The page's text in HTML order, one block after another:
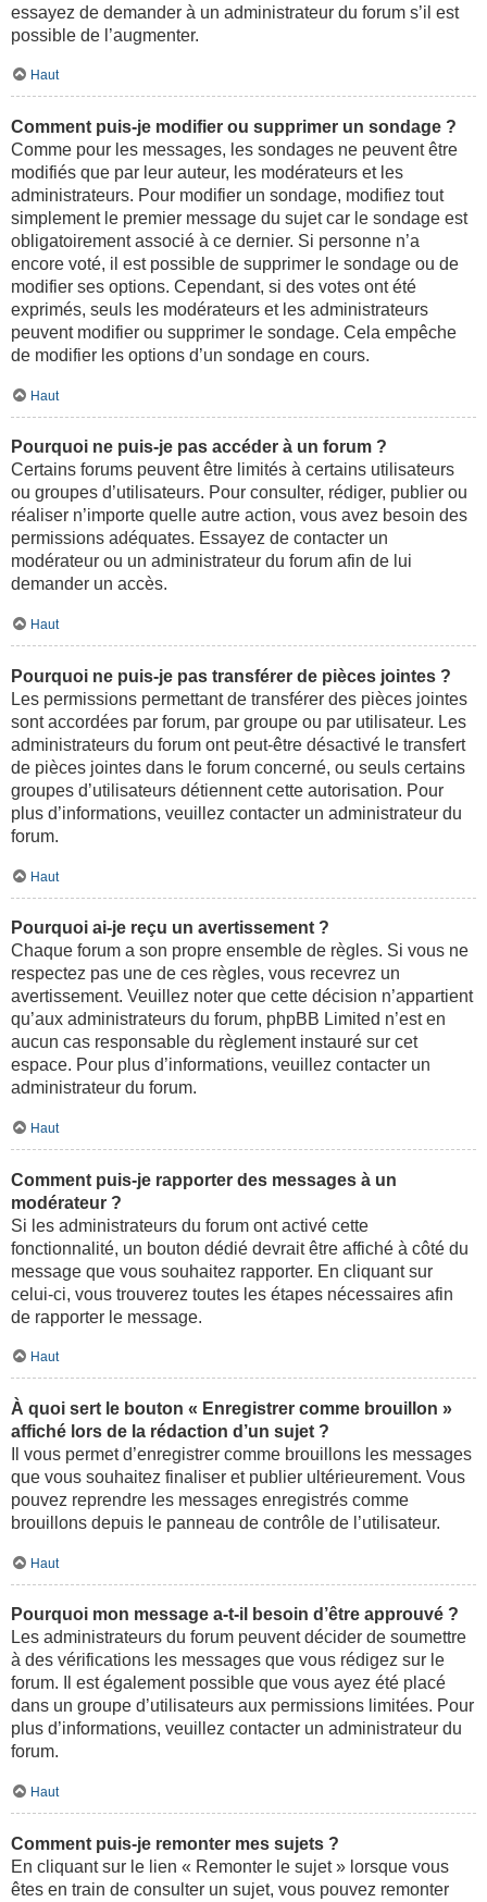
essayez de demander à un administrateur du forum s’il est
possible de l’augmenter.
Haut
Comment puis-je modifier ou supprimer un sondage ?
Comme pour les messages, les sondages ne peuvent être
modifiés que par leur auteur, les modérateurs et les
administrateurs. Pour modifier un sondage, modifiez tout
simplement le premier message du sujet car le sondage est
obligatoirement associé à ce dernier. Si personne n’a
encore voté, il est possible de supprimer le sondage ou de
modifier ses options. Cependant, si des votes ont été
exprimés, seuls les modérateurs et les administrateurs
peuvent modifier ou supprimer le sondage. Cela empêche
de modifier les options d’un sondage en cours.
Haut
Pourquoi ne puis-je pas accéder à un forum ?
Certains forums peuvent être limités à certains utilisateurs
ou groupes d’utilisateurs. Pour consulter, rédiger, publier ou
réaliser n’importe quelle autre action, vous avez besoin des
permissions adéquates. Essayez de contacter un
modérateur ou un administrateur du forum afin de lui
demander un accès.
Haut
Pourquoi ne puis-je pas transférer de pièces jointes ?
Les permissions permettant de transférer des pièces jointes
sont accordées par forum, par groupe ou par utilisateur. Les
administrateurs du forum ont peut-être désactivé le transfert
de pièces jointes dans le forum concerné, ou seuls certains
groupes d’utilisateurs détiennent cette autorisation. Pour
plus d’informations, veuillez contacter un administrateur du
forum.
Haut
Pourquoi ai-je reçu un avertissement ?
Chaque forum a son propre ensemble de règles. Si vous ne
respectez pas une de ces règles, vous recevrez un
avertissement. Veuillez noter que cette décision n’appartient
qu’aux administrateurs du forum, phpBB Limited n’est en
aucun cas responsable du règlement instauré sur cet
espace. Pour plus d’informations, veuillez contacter un
administrateur du forum.
Haut
Comment puis-je rapporter des messages à un
modérateur ?
Si les administrateurs du forum ont activé cette
fonctionnalité, un bouton dédié devrait être affiché à côté du
message que vous souhaitez rapporter. En cliquant sur
celui-ci, vous trouverez toutes les étapes nécessaires afin
de rapporter le message.
Haut
À quoi sert le bouton « Enregistrer comme brouillon »
affiché lors de la rédaction d’un sujet ?
Il vous permet d’enregistrer comme brouillons les messages
que vous souhaitez finaliser et publier ultérieurement. Vous
pouvez reprendre les messages enregistrés comme
brouillons depuis le panneau de contrôle de l’utilisateur.
Haut
Pourquoi mon message a-t-il besoin d’être approuvé ?
Les administrateurs du forum peuvent décider de soumettre
à des vérifications les messages que vous rédigez sur le
forum. Il est également possible que vous ayez été placé
dans un groupe d’utilisateurs aux permissions limitées. Pour
plus d’informations, veuillez contacter un administrateur du
forum.
Haut
Comment puis-je remonter mes sujets ?
En cliquant sur le lien « Remonter le sujet » lorsque vous
êtes en train de consulter un sujet, vous pouvez remonter